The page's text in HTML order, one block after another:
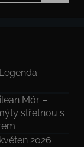
Mór –
střetnou s
2026